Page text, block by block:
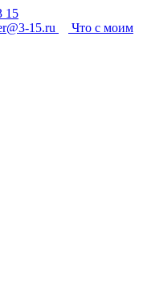
15
15.ru
Что с моим